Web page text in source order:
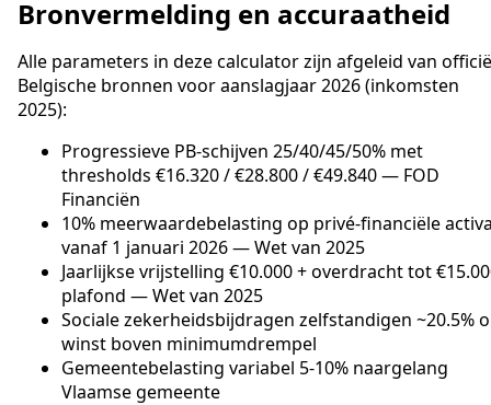
Bronvermelding en accuraatheid
Alle parameters in deze calculator zijn afgeleid van
Belgische bronnen voor aanslagjaar 2026 (inkomsten
2025):
Progressieve PB-schijven 25/40/45/50% met
thresholds €16.320 / €28.800 / €49.840 — FOD
Financiën
10% meerwaardebelasting op privé-financiële
vanaf 1 januari 2026 — Wet van 2025
Jaarlijkse vrijstelling €10.000 + overdracht tot
plafond — Wet van 2025
Sociale zekerheidsbijdragen zelfstandigen ~20.5%
winst boven minimumdrempel
Gemeentebelasting variabel 5-10% naargelang
Vlaamse gemeente